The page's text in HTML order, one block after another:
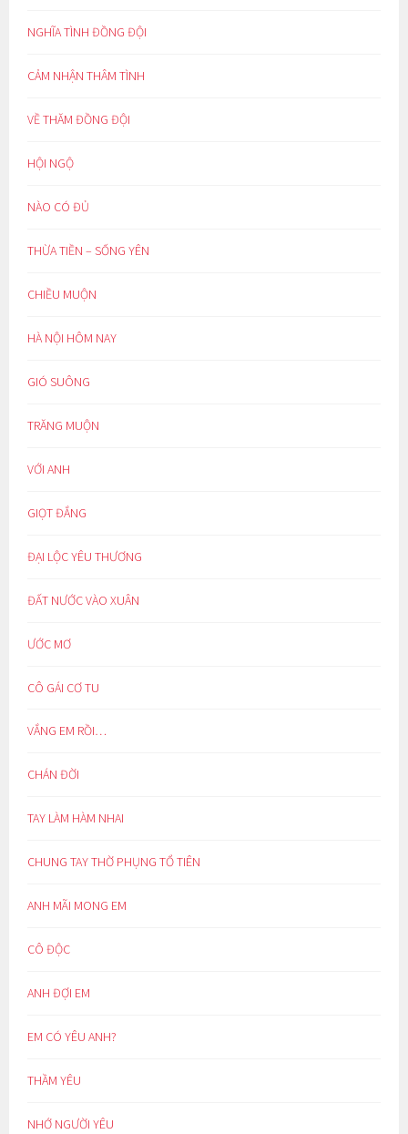
NGHĨA TÌNH ĐỒNG ĐỘI
CẢM NHẬN THÂM TÌNH
VỀ THĂM ĐỒNG ĐỘI
HỘI NGỘ
NÀO CÓ ĐỦ
THỪA TIỀN – SỐNG YÊN
CHIỀU MUỘN
HÀ NỘI HÔM NAY
GIÓ SUÔNG
TRĂNG MUỘN
VỚI ANH
GIỌT ĐẮNG
ĐẠI LỘC YÊU THƯƠNG
ĐẤT NƯỚC VÀO XUÂN
ƯỚC MƠ
CÔ GÁI CƠ TU
VẮNG EM RỒI…
CHÁN ĐỜI
TAY LÀM HÀM NHAI
CHUNG TAY THỜ PHỤNG TỔ TIÊN
ANH MÃI MONG EM
CÔ ĐỘC
ANH ĐỢI EM
EM CÓ YÊU ANH?
THẦM YÊU
NHỚ NGƯỜI YÊU